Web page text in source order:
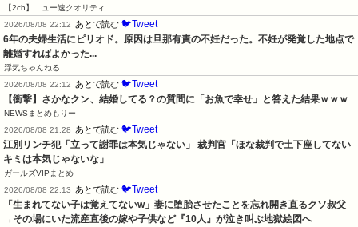
【2ch】ニュー速クオリティ
2026/08/08 22:12
あとで読む 🐦Tweet
6年の夫婦生活にピリオド。原因は旦那有責の不妊だった。不妊が発覚した地点で
離婚すればよかった...
浮気ちゃんねる
2026/08/08 22:12
あとで読む 🐦Tweet
【衝撃】さかなクン、結婚してる？の質問に「お魚で幸せ」と答えた結果ｗｗｗ
NEWSまとめもりー
2026/08/08 21:28
あとで読む 🐦Tweet
江別リンチ犯「立って謝罪は本気じゃない」 裁判官「ほな裁判で土下座してない
キミは本気じゃないな」
ガールズVIPまとめ
2026/08/08 22:13
あとで読む 🐦Tweet
「生まれてない子は覚えてないw」妻に堕胎させたことを忘れ開き直るクソ叔父
→その場にいた流産直後の嫁や子供など『10人』が泣き叫ぶ地獄絵図へ